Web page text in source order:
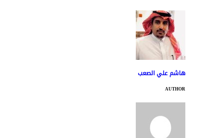
هاشم علي الصعب
AUTHOR